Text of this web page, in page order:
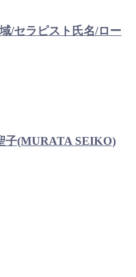
/セラピスト氏名/ロー
子(MURATA SEIKO)